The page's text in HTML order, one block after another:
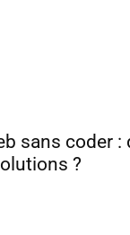
sans coder
?